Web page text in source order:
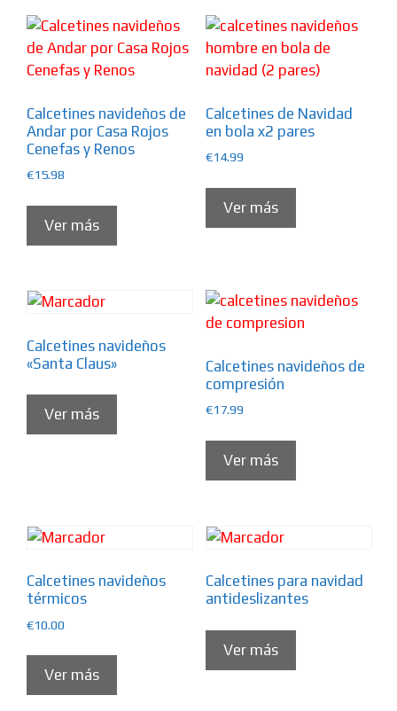
Calcetines navideños de
Andar por Casa Rojos
Cenefas y Renos
€15.98
Ver más
Calcetines de Navidad
en bola x2 pares
€14.99
Ver más
Calcetines navideños
«Santa Claus»
Ver más
Calcetines navideños de
compresión
€17.99
Ver más
Calcetines navideños
térmicos
€10.00
Ver más
Calcetines para navidad
antideslizantes
Ver más